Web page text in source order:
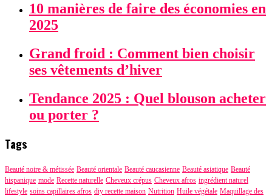
10 manières de faire des économies en
2025
Grand froid : Comment bien choisir
ses vêtements d’hiver
Tendance 2025 : Quel blouson acheter
ou porter ?
Tags
Beauté noire & métissée Beauté orientale Beauté caucasienne Beauté asiatique Beauté
hispanique mode Recette naturelle Cheveux crépus Cheveux afros ingrédient naturel
lifestyle soins capillaires afros diy recette maison Nutrition Huile végétale Maquillage des